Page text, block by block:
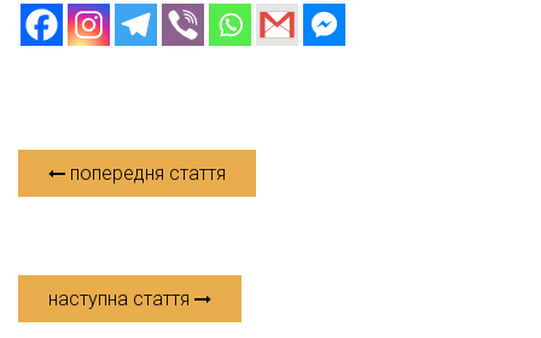
попередня стаття
наступна стаття